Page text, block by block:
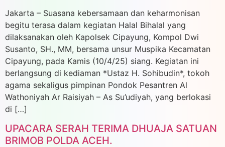
Jakarta – Suasana kebersamaan dan keharmonisan
begitu terasa dalam kegiatan Halal Bihalal yang
dilaksanakan oleh Kapolsek Cipayung, Kompol Dwi
Susanto, SH., MM, bersama unsur Muspika Kecamatan
Cipayung, pada Kamis (10/4/25) siang. Kegiatan ini
berlangsung di kediaman *Ustaz H. Sohibudin*, tokoh
agama sekaligus pimpinan Pondok Pesantren Al
Wathoniyah Ar Raisiyah – As Su’udiyah, yang berlokasi
di […]
UPACARA SERAH TERIMA DHUAJA SATUAN
BRIMOB POLDA ACEH.